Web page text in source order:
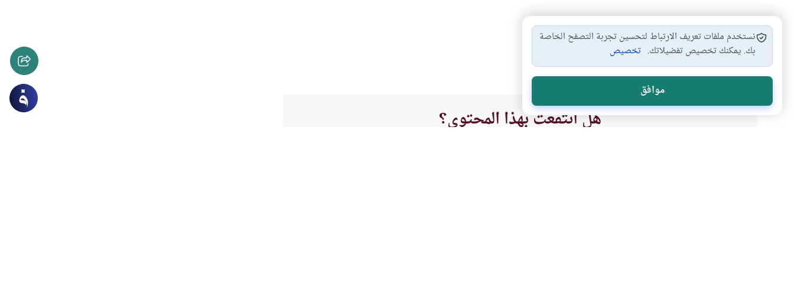
هل يبطل التيمم… هل يقوم التيمم…
هل انتفعت بهذا المحتوى؟
نستخدم ملفات تعريف الارتباط لتحسين تجربة التصفح الخاصة
بك. يمكنك تخصيص تفضيلاتك. تخصيص
موافق